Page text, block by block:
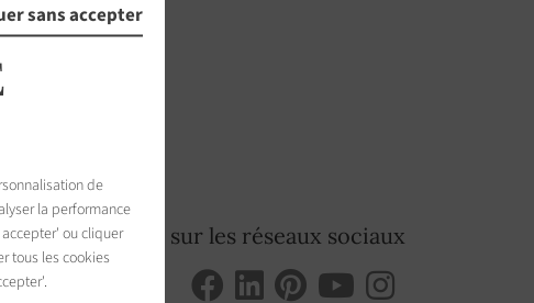
Suivez-nous sur les réseaux sociaux
sans accepter
de
la performance
ou cliquer
tous les cookies